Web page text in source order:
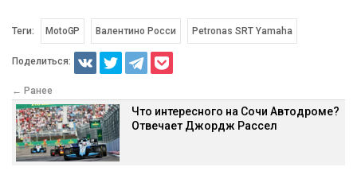
Теги: MotoGP Валентино Росси Petronas SRT Yamaha
Поделиться:
← Ранее
Что интересного на Сочи Автодроме?
Отвечает Джордж Рассел